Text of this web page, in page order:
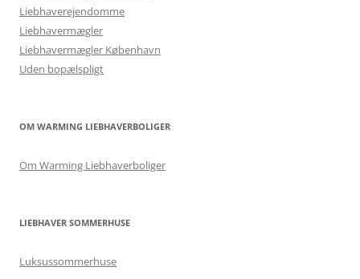
Liebhaverejendomme
Liebhavermægler
Liebhavermægler København
Uden bopælspligt
OM WARMING LIEBHAVERBOLIGER
Om Warming Liebhaverboliger
LIEBHAVER SOMMERHUSE
Luksussommerhuse